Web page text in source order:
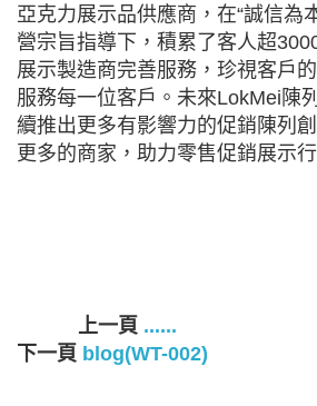
亞克力展示品供應商，在“誠信為
營宗旨指導下，積累了客人超
展示製造商完善服務，珍視客戶
服務每一位客戶。未來LokMei陳
續推出更多有影響力的促銷陳列
更多的商家，助力零售促銷展示
上一頁 ......
下一頁 blog(WT-002)